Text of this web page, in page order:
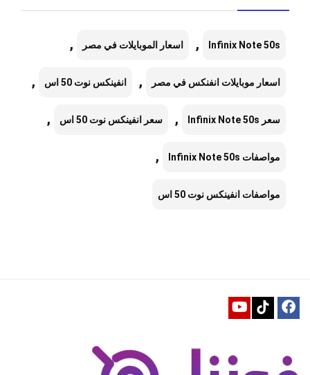
Infinix Note 50s
, اسعار الموبايلات في مصر ,
اسعار موبايلات انفنكس في مصر , انفينكس نوت 50 اس ,
سعر Infinix Note 50s , سعر انفينكس نوت 50 اس ,
مواصفات Infinix Note 50s ,
مواصفات انفينكس نوت 50 اس